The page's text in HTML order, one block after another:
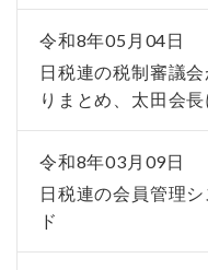
令和8年05月04日
日税連の税制審議
りまとめ、太田会長
令和8年03月09日
日税連の会員管理
ド